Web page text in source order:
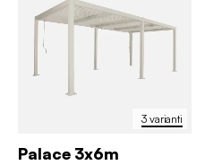
3 varianti
Palace 3x6m